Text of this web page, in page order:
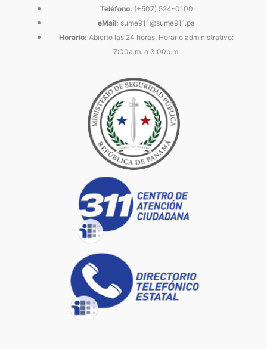
Teléfono: (+507) 524-0100
eMail: sume911@sume911.pa
Horario: Abierto las 24 horas, Horario administrativo:
7:00a.m. a 3:00p.m.